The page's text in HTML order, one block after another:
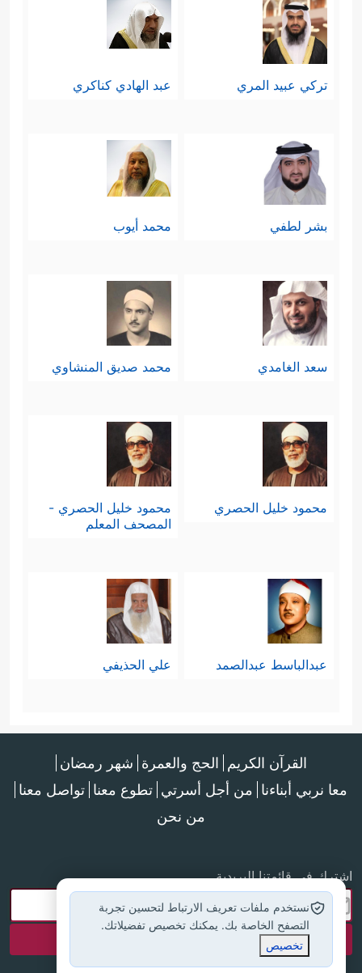
تركي عبيد المري عبد الهادي كناكري
بشر لطفي محمد أيوب
سعد الغامدي محمد صديق المنشاوي
محمود خليل الحصري
محمود خليل الحصري -
المصحف المعلم
عبدالباسط عبدالصمد علي الحذيفي
القرآن الكريم الحج والعمرة شهر رمضان
معا نربي أبناءنا من أجل أسرتي تطوع معنا تواصل معنا
من نحن
اشترك في قائمتنا البريدية
نستخدم ملفات تعريف الارتباط لتحسين تجربة
التصفح الخاصة بك. يمكنك تخصيص تفضيلاتك.
تخصيص